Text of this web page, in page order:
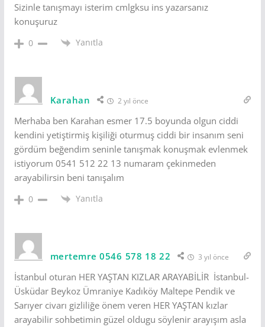
Sizinle tanışmayı isterim cmlgksu ins yazarsanız
konuşuruz
0 Yanıtla
Karahan 2 yıl önce
Merhaba ben Karahan esmer 17.5 boyunda olgun ciddi
kendini yetiştirmiş kişiliği oturmuş ciddi bir insanım seni
gördüm beğendim seninle tanışmak konuşmak evlenmek
istiyorum 0541 512 22 13 numaram çekinmeden
arayabilirsin beni tanışalım
0 Yanıtla
mertemre 0546 578 18 22 3 yıl önce
İstanbul oturan HER YAŞTAN KIZLAR ARAYABİLİR İstanbul-
Üsküdar Beykoz Ümraniye Kadıköy Maltepe Pendik ve
Sarıyer civarı gizliliğe önem veren HER YAŞTAN kızlar
arayabilir sohbetimin güzel oldugu söylenir arayışım asla